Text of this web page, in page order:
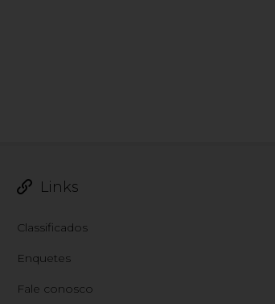
Links
Classificados
Enquetes
Fale conosco